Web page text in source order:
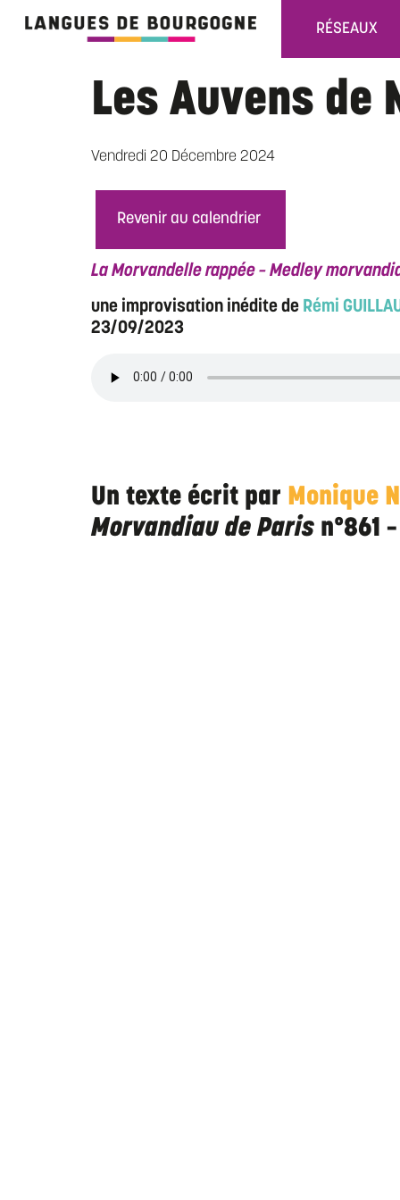
RÉSEAUX
Les Auvens de
Vendredi 20 Décembre 2024
Revenir au calendrier
La Morvandelle rappée – Medley
une improvisation inédite de Rémi
23/09/2023
Un texte écrit par Monique
Morvandiau de Paris n°861